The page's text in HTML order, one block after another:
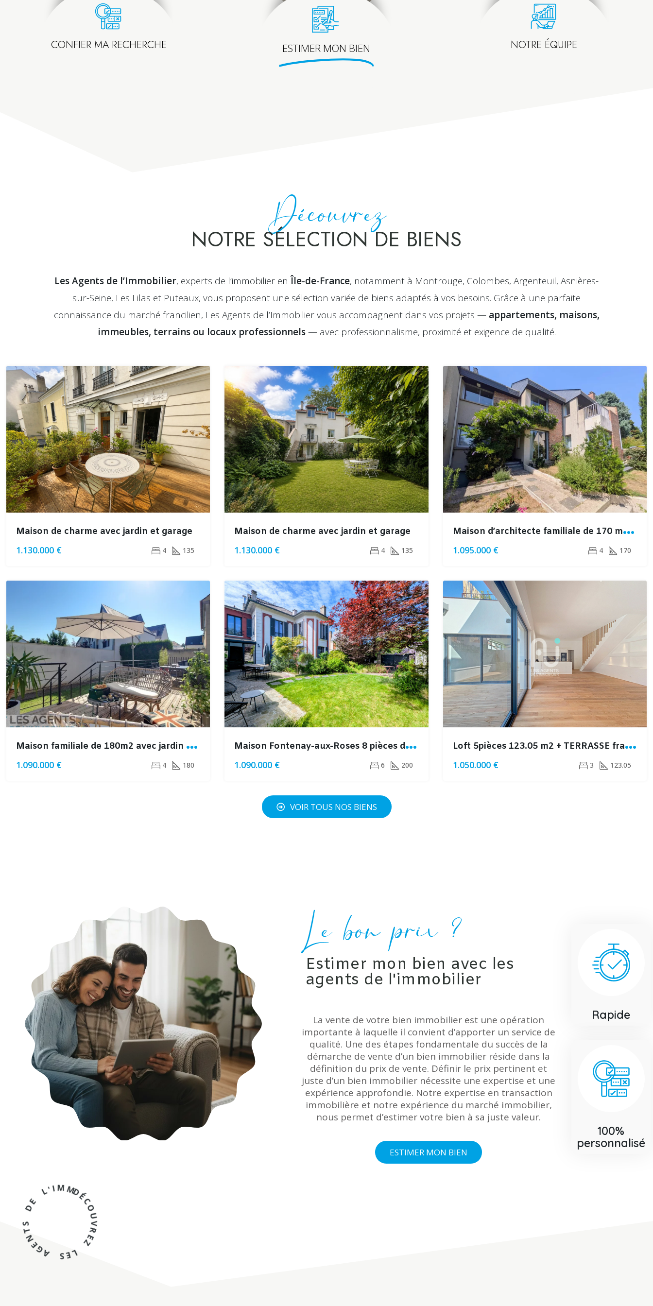
CONFIER MA RECHERCHE ESTIMER MON BIEN NOTRE ÉQUIPE
Découvrez
NOTRE SÉLECTION DE BIENS
Les Agents de l’Immobilier, experts de l’immobilier enÎle-de-France, notamment à Montrouge, Colombes, Argenteuil, Asnières-
sur-Seine, Les Lilas et Puteaux, vous proposent une sélection variée de biens adaptés à vos besoins. Grâce à une parfaite
connaissance du marché francilien, Les Agents de l’Immobilier vous accompagnent dans vos projets — appartements, maisons,
immeubles, terrains ou locaux professionnels— avec professionnalisme, proximité et exigence de qualité.
Maison de charme avec jardin et garage
1.130.000 €
4 135
Maison de charme avec jardin et garage
1.130.000 €
4 135
M
aison d’architecte familiale de 170 m² avec jardin, terrasses et double garage dans un quartier résidentiel recherché
1.095.000 € 4 170
M
aison familiale de 180m2 avec jardin sans vis à vis à Montesson
1.090.000 € 4 180
M
aison Fontenay-aux-Roses 8 pièces de 200m² avec jardin
1.090.000 € 6 200
L
oft 5pièces 123.05 m2 + TERRASSE frais de notaire réduits
1.050.000 € 3 123.05
VOIR TOUS NOS BIENS
Le bon prix ?
Estimer mon bien avec les
agents de l'immobilier
La vente de votre bien immobilier est une opération
importante à laquelle il convient d’apporter un service de
qualité. Une des étapes fondamentale du succès de la
démarche de vente d’un bien immobilier réside dans la
définition du prix de vente. Définir le prix pertinent et
juste d’un bien immobilier nécessite une expertise et une
expérience approfondie. Notre expertise en transaction
immobilière et notre expérience du marché immobilier,
nous permet d’estimer votre bien à sa juste valeur.
ESTIMER MON BIEN
Rapide
100%
personnalisé
DÉCOUVREZ LES AGENTS DE L'IMMOBILIER